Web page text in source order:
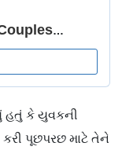
હતું કે યુવકની
પૂછપરછ માટે તેને